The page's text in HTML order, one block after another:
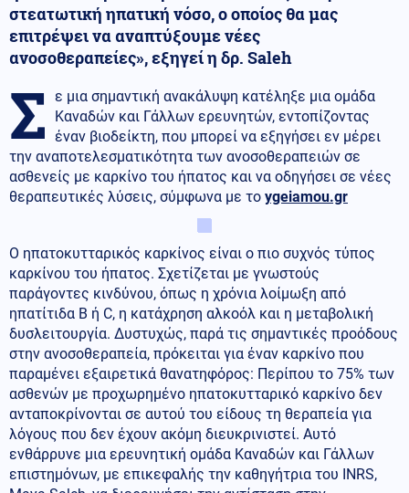
στεατωτική ηπατική νόσο, ο οποίος θα μας
επιτρέψει να αναπτύξουμε νέες
ανοσοθεραπείες», εξηγεί η δρ. Saleh
Σ ε μια σημαντική ανακάλυψη κατέληξε μια ομάδα
Καναδών και Γάλλων ερευνητών, εντοπίζοντας
έναν βιοδείκτη, που μπορεί να εξηγήσει εν μέρει
την αναποτελεσματικότητα των ανοσοθεραπειών σε
ασθενείς με καρκίνο του ήπατος και να οδηγήσει σε νέες
θεραπευτικές λύσεις, σύμφωνα με το ygeiamou.gr
Ο ηπατοκυτταρικός καρκίνος είναι ο πιο συχνός τύπος
καρκίνου του ήπατος. Σχετίζεται με γνωστούς
παράγοντες κινδύνου, όπως η χρόνια λοίμωξη από
ηπατίτιδα Β ή C, η κατάχρηση αλκοόλ και η μεταβολική
δυσλειτουργία. Δυστυχώς, παρά τις σημαντικές προόδους
στην ανοσοθεραπεία, πρόκειται για έναν καρκίνο που
παραμένει εξαιρετικά θανατηφόρος: Περίπου το 75% των
ασθενών με προχωρημένο ηπατοκυτταρικό καρκίνο δεν
ανταποκρίνονται σε αυτού του είδους τη θεραπεία για
λόγους που δεν έχουν ακόμη διευκρινιστεί. Αυτό
ενθάρρυνε μια ερευνητική ομάδα Καναδών και Γάλλων
επιστημόνων, με επικεφαλής την καθηγήτρια του INRS,